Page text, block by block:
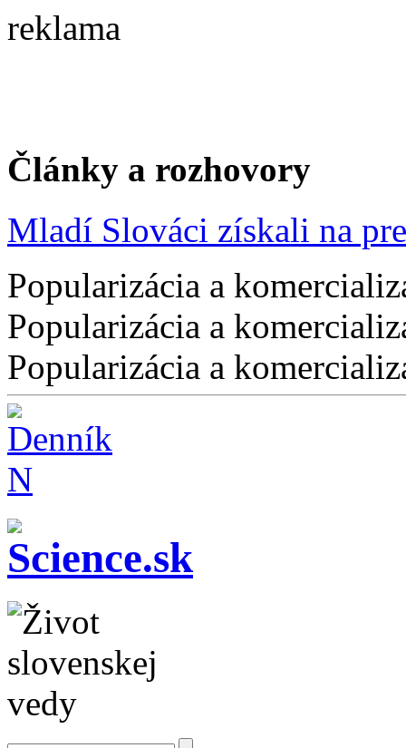
reklama
Články a rozhovory
Mladí Slováci získali na
Popularizácia a
Popularizácia a
Popularizácia a